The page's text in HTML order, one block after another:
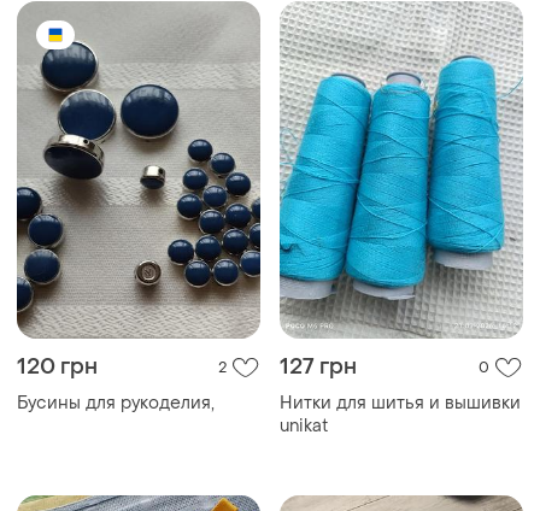
120 грн 2
Бусины для рукоделия,
127 грн 0
Нитки для шитья и вышивки
unikat